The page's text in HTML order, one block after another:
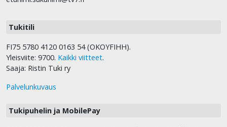
Tukitili
FI75 5780 4120 0163 54 (OKOYFIHH).
Yleisviite: 9700. Kaikki viitteet.
Saaja: Ristin Tuki ry
Palvelunkuvaus
Tukipuhelin ja MobilePay